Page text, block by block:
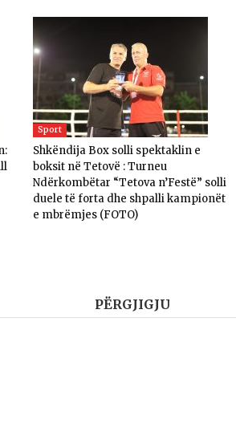
Sport
Shkëndija Box solli spektaklin e
boksit në Tetovë : Turneu
Ndërkombëtar “Tetova n’Festë” solli
duele të forta dhe shpalli kampionët
e mbrëmjes (FOTO)
PËRGJIGJU